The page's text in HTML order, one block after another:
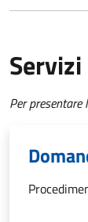
Servizi
Per presentare